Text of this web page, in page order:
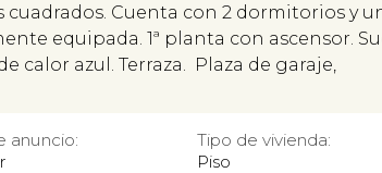
Cuenta con 2 dormitorios y
equipada. 1ª planta con ascensor.
azul. Terraza. Plaza de garaje,
anuncio:
Tipo de vivienda:
Piso